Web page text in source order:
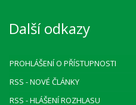
Další odkazy
PROHLÁŠENÍ O PŘÍSTUPNOSTI
RSS - NOVÉ ČLÁNKY
RSS - HLÁŠENÍ ROZHLASU